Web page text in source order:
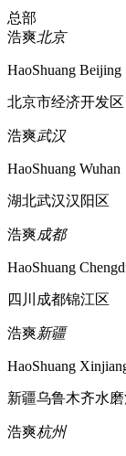
总部
浩爽北京
HaoShuang Beijing
北京市经济开发区
浩爽武汉
HaoShuang Wuhan
湖北武汉汉阳区
浩爽成都
HaoShuang
四川成都锦江区
浩爽新疆
HaoShuang
新疆乌鲁木齐水
浩爽杭州